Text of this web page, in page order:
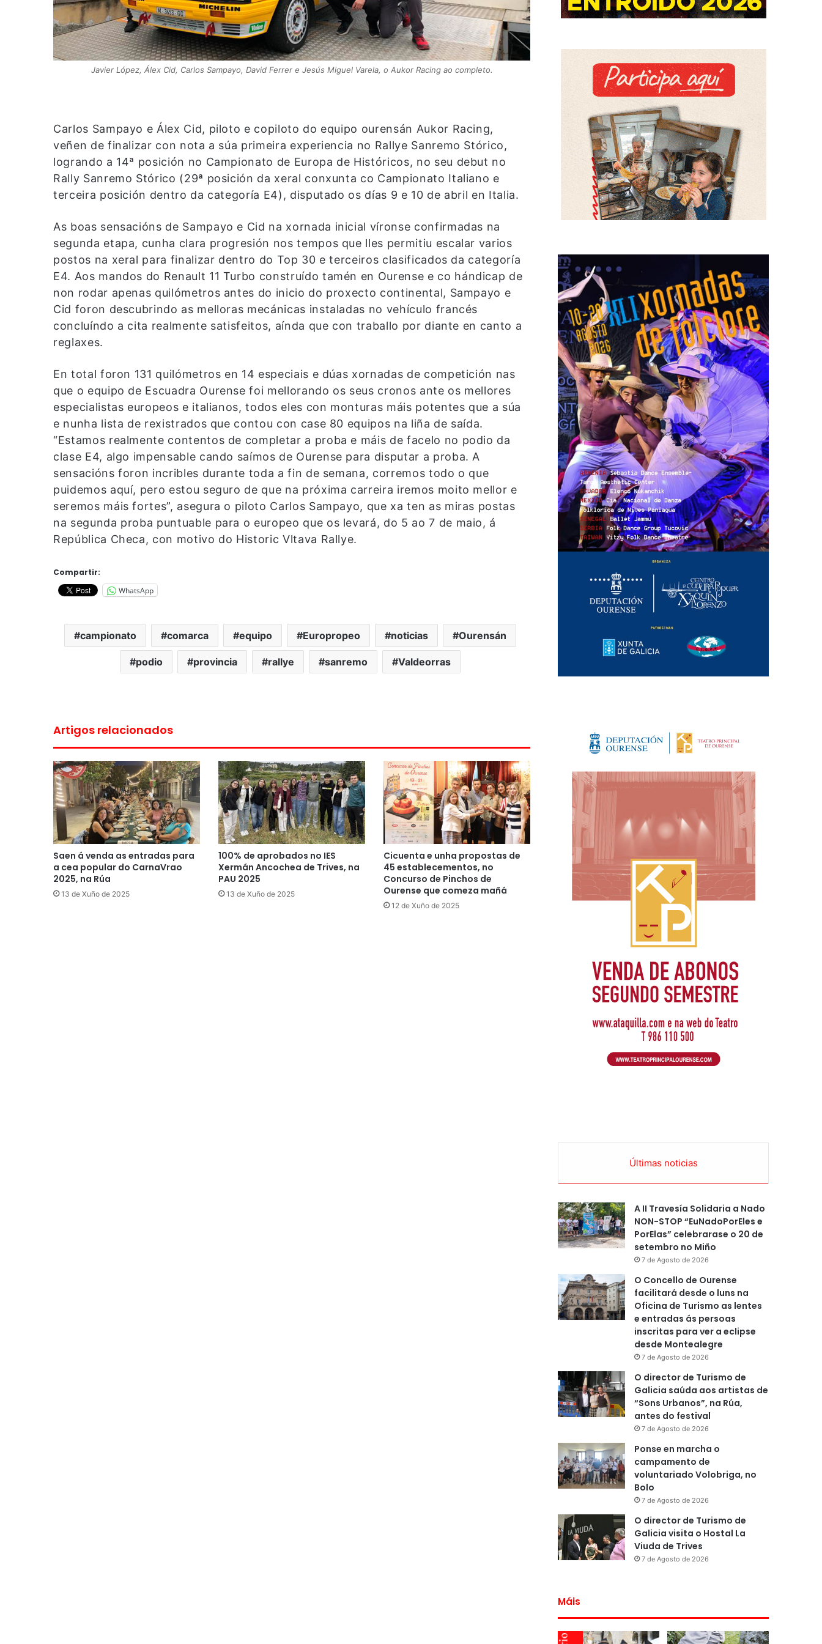
Javier López, Álex Cid, Carlos Sampayo, David Ferrer e Jesús Miguel Varela, o Aukor Racing ao completo.
Carlos Sampayo e Álex Cid, piloto e copiloto do equipo ourensán Aukor Racing,
veñen de finalizar con nota a súa primeira experiencia no Rallye Sanremo Stórico,
logrando a 14ª posición no Campionato de Europa de Históricos, no seu debut no
Rally Sanremo Stórico (29ª posición da xeral conxunta co Campionato Italiano e
terceira posición dentro da categoría E4), disputado os días 9 e 10 de abril en Italia.
As boas sensacións de Sampayo e Cid na xornada inicial víronse confirmadas na
segunda etapa, cunha clara progresión nos tempos que lles permitiu escalar varios
postos na xeral para finalizar dentro do Top 30 e terceiros clasificados da categoría
E4. Aos mandos do Renault 11 Turbo construído tamén en Ourense e co hándicap de
non rodar apenas quilómetros antes do inicio do proxecto continental, Sampayo e
Cid foron descubrindo as melloras mecánicas instaladas no vehículo francés
concluíndo a cita realmente satisfeitos, aínda que con traballo por diante en canto a
reglaxes.
En total foron 131 quilómetros en 14 especiais e dúas xornadas de competición nas
que o equipo de Escuadra Ourense foi mellorando os seus cronos ante os mellores
especialistas europeos e italianos, todos eles con monturas máis potentes que a súa
e nunha lista de rexistrados que contou con case 80 equipos na liña de saída.
“Estamos realmente contentos de completar a proba e máis de facelo no podio da
clase E4, algo impensable cando saímos de Ourense para disputar a proba. A
sensacións foron incribles durante toda a fin de semana, corremos todo o que
puidemos aquí, pero estou seguro de que na próxima carreira iremos moito mellor e
seremos máis fortes”, asegura o piloto Carlos Sampayo, que xa ten as miras postas
na segunda proba puntuable para o europeo que os levará, do 5 ao 7 de maio, á
República Checa, con motivo do Historic Vltava Rallye.
Compartir:
WhatsApp
campionato comarca equipo Europropeo noticias Ourensán
podio provincia rallye sanremo Valdeorras
Artigos relacionados
Saen á venda as entradas para
a cea popular do CarnaVrao
2025, na Rúa
13 de Xuño de 2025
100% de aprobados no IES
Xermán Ancochea de Trives, na
PAU 2025
13 de Xuño de 2025
Cicuenta e unha propostas de
45 establecementos, no
Concurso de Pinchos de
Ourense que comeza mañá
12 de Xuño de 2025
Últimas noticias
A II Travesía Solidaria a Nado
NON-STOP “EuNadoPorEles e
PorElas” celebrarase o 20 de
setembro no Miño
7 de Agosto de 2026
O Concello de Ourense
facilitará desde o luns na
Oficina de Turismo as lentes
e entradas ás persoas
inscritas para ver a eclipse
desde Montealegre
7 de Agosto de 2026
O director de Turismo de
Galicia saúda aos artistas de
“Sons Urbanos”, na Rúa,
antes do festival
7 de Agosto de 2026
Ponse en marcha o
campamento de
voluntariado Volobriga, no
Bolo
7 de Agosto de 2026
O director de Turismo de
Galicia visita o Hostal La
Viuda de Trives
7 de Agosto de 2026
Máis